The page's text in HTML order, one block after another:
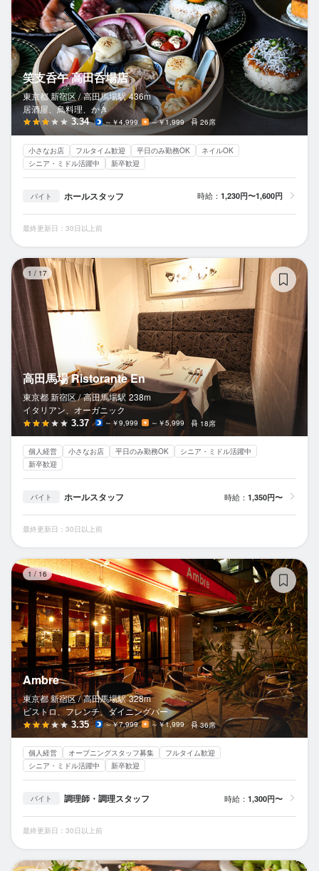
笑支呑午 高田呑場店
東京都 新宿区 / 高田馬場駅 436m
居酒屋、鳥料理、かき
3.34 ～￥4,999 ～￥1,999 26席
小さなお店 フルタイム歓迎 平日のみ勤務OK
ネイルOK
シニア・ミドル活躍中
新卒歓迎
バイト ホールスタッフ 時給： 1,230円〜1,600円
最終更新日：30日以上前
1 / 17
高田馬場 Ristorante En
東京都 新宿区 / 高田馬場駅 238m
イタリアン、オーガニック
3.37 ～￥9,999 ～￥5,999 18席
個人経営 小さなお店 平日のみ勤務OK
シニア・ミドル活躍中
新卒歓迎
バイト ホールスタッフ 時給： 1,350円〜
最終更新日：30日以上前
1/ 16
Ambre
東京都 新宿区 / 高田馬場駅 328m
ビストロ、フレンチ、ダイニングバー
3.35 ～￥7,999 ～￥1,999 36席
個人経営 オープニングスタッフ募集
フルタイム歓迎
シニア・ミドル活躍中
新卒歓迎
バイト 調理師・調理スタッフ 時給： 1,300円〜
最終更新日：30日以上前